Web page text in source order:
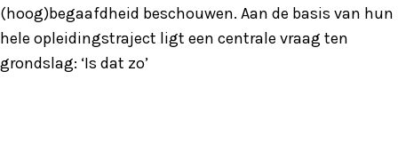
(hoog)begaafdheid beschouwen. Aan de basis van hun
hele opleidingstraject ligt een centrale vraag ten
grondslag: ‘Is dat zo’